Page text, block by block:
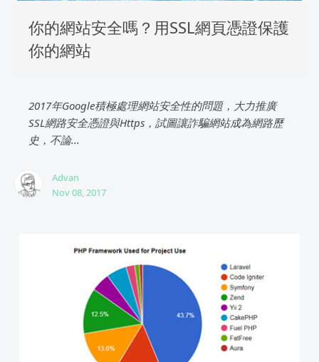
你的網站安全嗎？用SSL網頁憑證保護
你的網站
2017年Google積極處理網站安全性的問題，大力推廣
SSL網路安全憑證與Https，試圖讓詐騙網站成為網路歷
史，不論...
Advan
Nov 08, 2017